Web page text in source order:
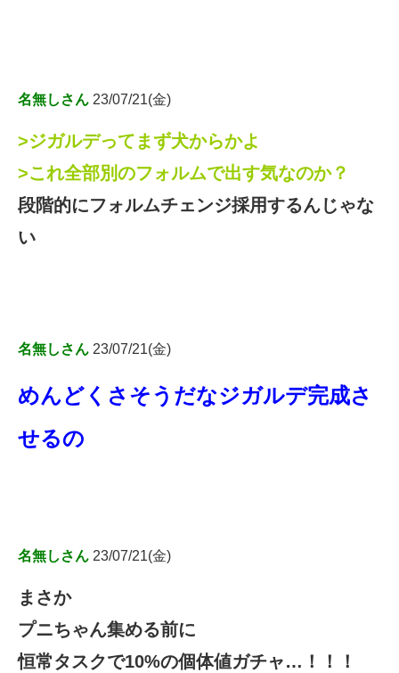
名無しさん 23/07/21(金)
>ジガルデってまず犬からかよ
>これ全部別のフォルムで出す気なのか？
段階的にフォルムチェンジ採用するんじゃな
い
名無しさん 23/07/21(金)
めんどくさそうだなジガルデ完成さ
せるの
名無しさん 23/07/21(金)
まさか
プニちゃん集める前に
恒常タスクで10%の個体値ガチャ…！！！